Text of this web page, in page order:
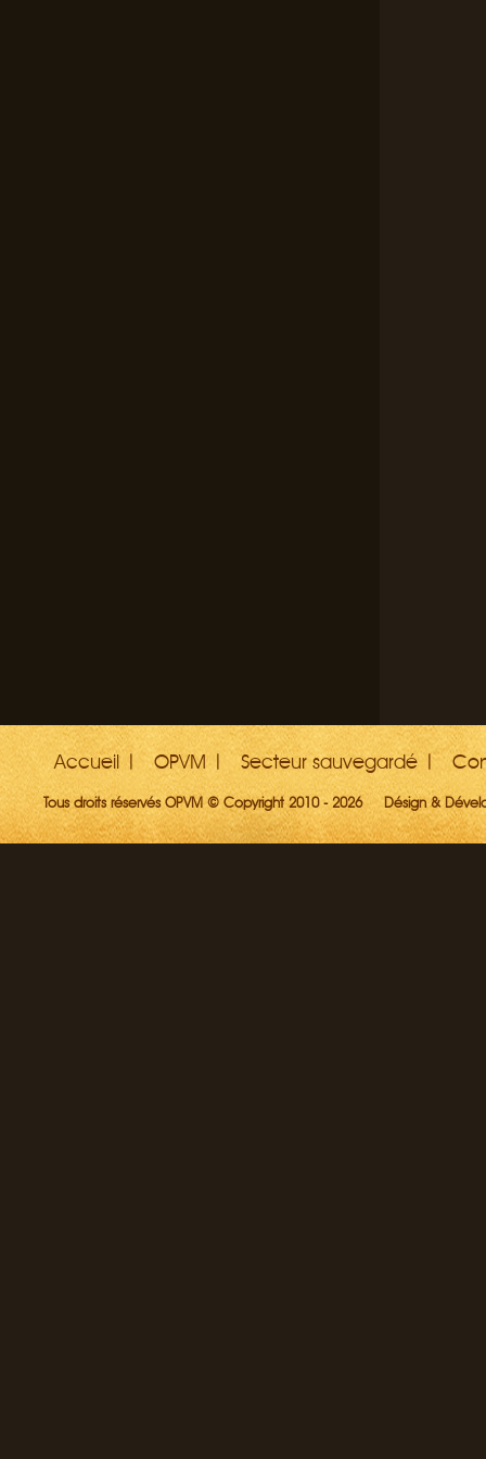
Accueil OPVM Secteur sauvegardé
Tous droits réservés OPVM © Copyright 2010 - 2026 Désign &